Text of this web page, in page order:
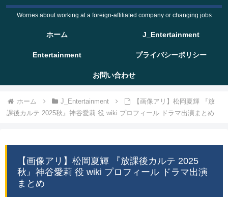
Worries about working at a foreign-affiliated company or changing jobs
ホーム J_Entertainment
Entertainment プライバシーポリシー
お問い合わせ
ホーム J_Entertainment
【画像アリ】松岡夏輝 『放
課後カルテ 2025秋』神谷愛莉 役 wiki プロフィール ドラマ出演まとめ
【画像アリ】松岡夏輝 『放課後カルテ 2025
秋』神谷愛莉 役 wiki プロフィール ドラマ出演
まとめ